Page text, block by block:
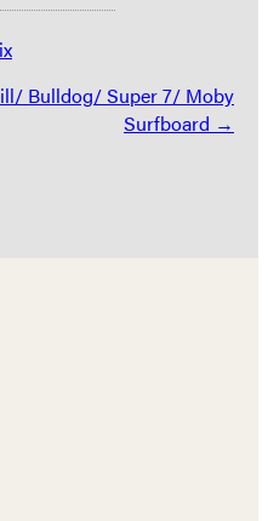
Bulldog/ Super 7/ Moby
Surfboard →